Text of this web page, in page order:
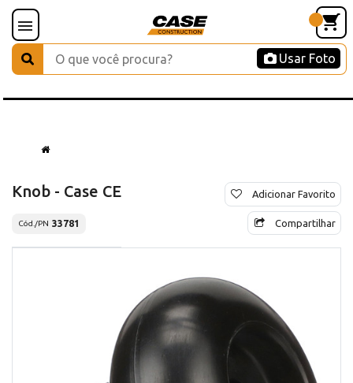
Usar Foto
Knob - Case CE
Cód./PN 33781
Adicionar Favorito
Compartilhar